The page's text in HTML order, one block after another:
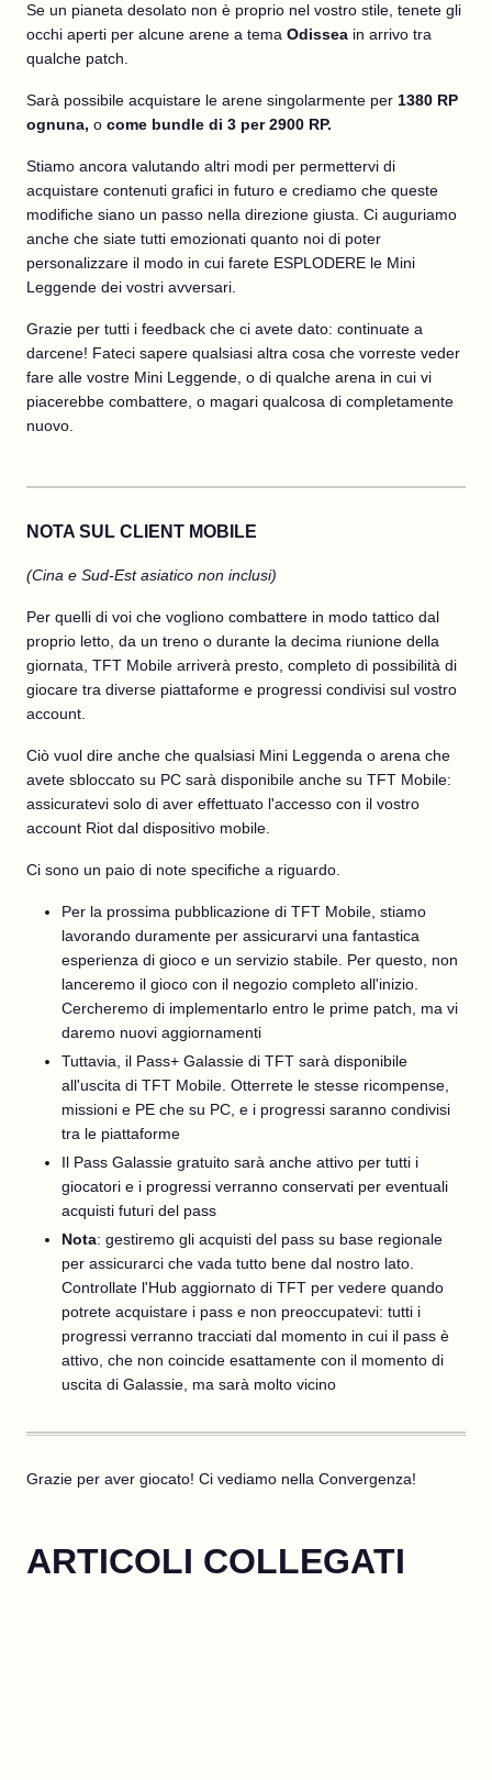
Se un pianeta desolato non è proprio nel vostro stile, tenete gli
occhi aperti per alcune arene a tema Odissea in arrivo tra
qualche patch.
Sarà possibile acquistare le arene singolarmente per 1380 RP
ognuna, o come bundle di 3 per 2900 RP.
Stiamo ancora valutando altri modi per permettervi di
acquistare contenuti grafici in futuro e crediamo che queste
modifiche siano un passo nella direzione giusta. Ci auguriamo
anche che siate tutti emozionati quanto noi di poter
personalizzare il modo in cui farete ESPLODERE le Mini
Leggende dei vostri avversari.
Grazie per tutti i feedback che ci avete dato: continuate a
darcene! Fateci sapere qualsiasi altra cosa che vorreste veder
fare alle vostre Mini Leggende, o di qualche arena in cui vi
piacerebbe combattere, o magari qualcosa di completamente
nuovo.
NOTA SUL CLIENT MOBILE
(Cina e Sud-Est asiatico non inclusi)
Per quelli di voi che vogliono combattere in modo tattico dal
proprio letto, da un treno o durante la decima riunione della
giornata, TFT Mobile arriverà presto, completo di possibilità di
giocare tra diverse piattaforme e progressi condivisi sul vostro
account.
Ciò vuol dire anche che qualsiasi Mini Leggenda o arena che
avete sbloccato su PC sarà disponibile anche su TFT Mobile:
assicuratevi solo di aver effettuato l'accesso con il vostro
account Riot dal dispositivo mobile.
Ci sono un paio di note specifiche a riguardo.
Per la prossima pubblicazione di TFT Mobile, stiamo
lavorando duramente per assicurarvi una fantastica
esperienza di gioco e un servizio stabile. Per questo, non
lanceremo il gioco con il negozio completo all'inizio.
Cercheremo di implementarlo entro le prime patch, ma vi
daremo nuovi aggiornamenti
Tuttavia, il Pass+ Galassie di TFT sarà disponibile
all'uscita di TFT Mobile. Otterrete le stesse ricompense,
missioni e PE che su PC, e i progressi saranno condivisi
tra le piattaforme
Il Pass Galassie gratuito sarà anche attivo per tutti i
giocatori e i progressi verranno conservati per eventuali
acquisti futuri del pass
Nota: gestiremo gli acquisti del pass su base regionale
per assicurarci che vada tutto bene dal nostro lato.
Controllate l'Hub aggiornato di TFT per vedere quando
potrete acquistare i pass e non preoccupatevi: tutti i
progressi verranno tracciati dal momento in cui il pass è
attivo, che non coincide esattamente con il momento di
uscita di Galassie, ma sarà molto vicino
Grazie per aver giocato! Ci vediamo nella Convergenza!
ARTICOLI COLLEGATI